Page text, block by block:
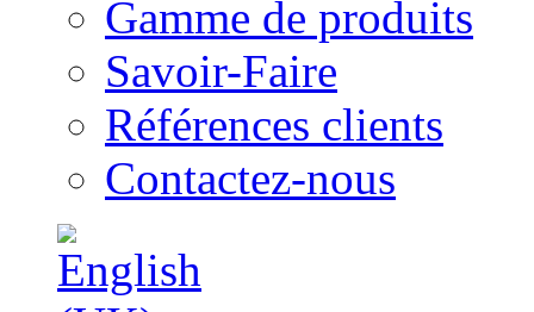
Gamme de produits
Savoir-Faire
Références clients
Contactez-nous